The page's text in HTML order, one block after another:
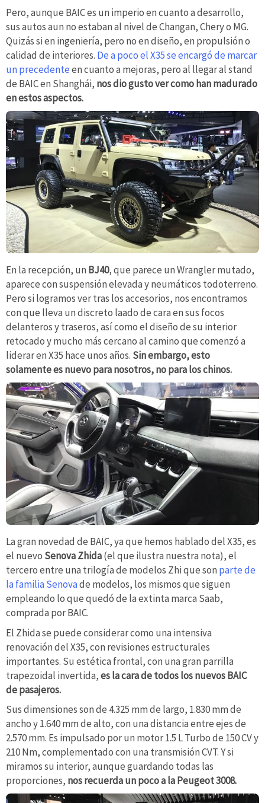
Pero, aunque BAIC es un imperio en cuanto a desarrollo,
sus autos aun no estaban al nivel de Changan, Chery o MG.
Quizás si en ingeniería, pero no en diseño, en propulsión o
calidad de interiores. De a poco el X35 se encargó de marcar
un precedenteen cuanto a mejoras, pero al llegar al stand
de BAIC en Shanghái, nos dio gusto ver como han madurado
en estos aspectos.
En la recepción, un BJ40, que parece un Wrangler mutado,
aparece con suspensión elevada y neumáticos todoterreno.
Pero si logramos ver tras los accesorios, nos encontramos
con que lleva un discreto laado de cara en sus focos
delanteros y traseros, así como el diseño de su interior
retocado y mucho más cercano al camino que comenzó a
liderar en X35 hace unos años. Sin embargo, esto
solamente es nuevo para nosotros, no para los chinos.
La gran novedad de BAIC, ya que hemos hablado del X35, es
el nuevo Senova Zhida(el que ilustra nuestra nota), el
tercero entre una trilogía de modelos Zhi que son parte de
la familia Senovade modelos, los mismos que siguen
empleando lo que quedó de la extinta marca Saab,
comprada por BAIC.
El Zhida se puede considerar como una intensiva
renovación del X35, con revisiones estructurales
importantes. Su estética frontal, con una gran parrilla
trapezoidal invertida,es la cara de todos los nuevos BAIC
de pasajeros.
Sus dimensiones son de 4.325 mm de largo, 1.830 mm de
ancho y 1.640 mm de alto, con una distancia entre ejes de
2.570 mm. Es impulsado por un motor 1.5 L Turbo de 150 CV y
210 Nm, complementado con una transmisión CVT. Y si
miramos su interior, aunque guardando todas las
proporciones, nos recuerda un poco a la Peugeot 3008.